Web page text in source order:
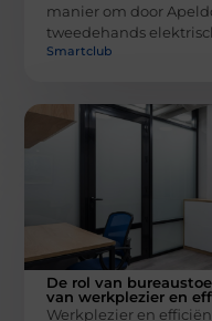
manier om door
tweedehands
Smartclub
De rol van
van werkplezier en
Werkplezier en